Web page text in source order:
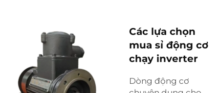
Các lựa chọn
mua sỉ động cơ
chạy inverter
Dòng động cơ